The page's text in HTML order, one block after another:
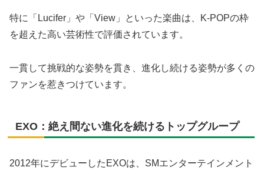
特に「Lucifer」や「View」といった楽曲は、K-POPの枠
を超えた高い芸術性で評価されています。
一貫して挑戦的な姿勢を貫き、進化し続ける姿勢が多くの
ファンを惹きつけています。
EXO：絶え間ない進化を続けるトップグループ
2012年にデビューしたEXOは、SMエンターテインメント